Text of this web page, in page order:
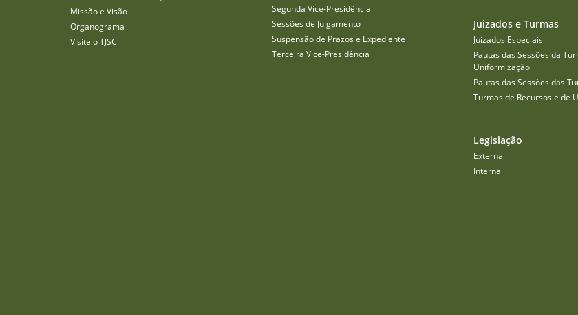
Missão e Visão
Organograma
Visite o TJSC
Segunda Vice-Presidência
Sessões de Julgamento
Suspensão de Prazos e Expediente
Terceira Vice-Presidência
Juizados e Turmas
Juizados Especiais
Pautas das Sessões da
Uniformização
Pautas das Sessões das
Turmas de Recursos e de
Legislação
Externa
Interna